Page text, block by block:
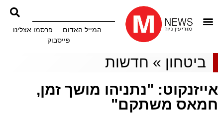
המייל האדום
פרסמו אצלינו
פייסבוק
ביטחון » חדשות
אייזנקוט: "נתניהו מושך זמן,
חמאס משתקם"